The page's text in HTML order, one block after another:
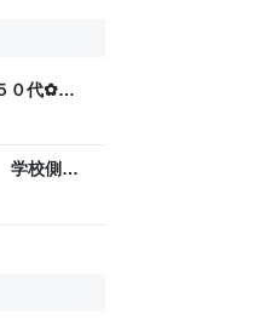
０代✿ゆ
学校側の